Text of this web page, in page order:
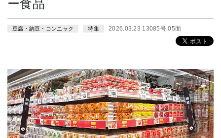
ー食品
豆腐・納豆・コンニャク 特集 2026.03.23 13085号 05面